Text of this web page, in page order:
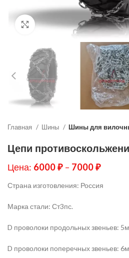
Нажмите, чтобы увеличить
Главная Шины Шины для
Цепи
Цена: 6000₽ – 7000₽
Страна изготовления: Россия
Марка стали: Ст3пс.
D проволоки продольных звеньев:
D проволоки поперечных звеньев: